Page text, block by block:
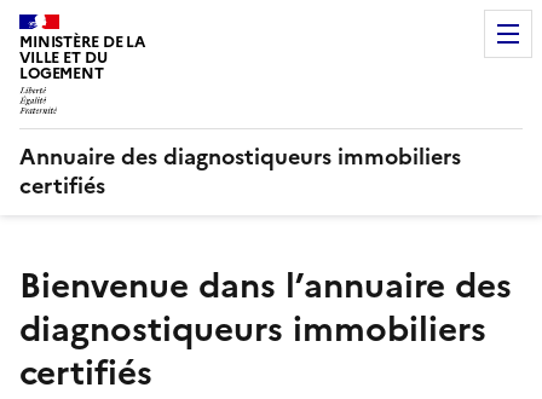
MINISTÈRE DE LA
VILLE ET DU
LOGEMENT
Annuaire des diagnostiqueurs immobiliers
certifiés
Bienvenue dans l’annuaire des
diagnostiqueurs immobiliers
certifiés